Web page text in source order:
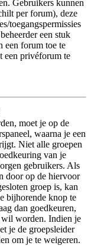
Gebruikers kunnen
per forum), deze
toegangspermissies
een stuk
een forum toe te
een privéforum te
moet je op de
waarna je een
Niet alle groepen
van je
gebruikers. Als
door op de hiervoor
groep is, kan
bijhorende knop te
dan goedkeuren,
worden. Indien je
je de groepsleider
om je te weigeren.